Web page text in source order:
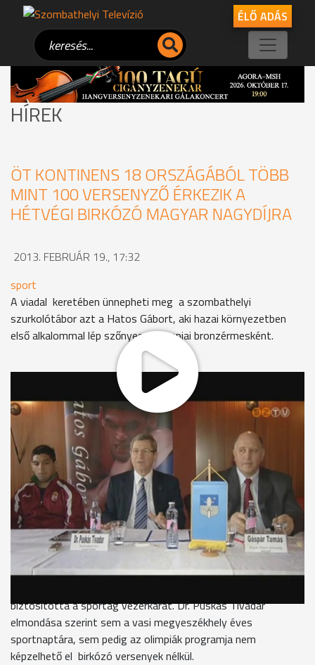
ÉLŐ ADÁS
HÍREK
ÖT KONTINENS 18 ORSZÁGÁBÓL TÖBB
MINT 100 VERSENYZŐ ÉRKEZIK A
HÉTVÉGI BIRKÓZÓ MAGYAR NAGYDÍJRA
2013. FEBRUÁR 19., 17:32
sport
A viadal keretében ünnepheti meg a szombathelyi
szurkolótábor azt a Hatos Gábort, aki hazai környezetben
első alkalommal lép szőnyegre olimpiai bronzérmesként.
Jubileumi 10. alkalommal rendezik meg Szombathelyen a
Birkózó Magyar Nagydíjat. Ennek ellenére a sportesemény
sajtótájékoztatója nem a legvidámabb hangulatban zajlott le,
aminek oka a Nemzetközi OlimpiaiBizottság nem rég
meghozott döntése volt, mely szerint a sportág kikerülhet
az ötkarikás játékok programjából.
Gáspár Tamás igazgató, Magyar Birkózó Szövetség
"Az kétségtelen, hogy a felhők itt vannak fölöttünk, hisz a
NOB végrehajtó bizottsága azt javasolta a további
ügymenetnek, hogy a birkózás 2020-tól ne legyen az olimpiai
programban. Ez derült égből jött villámcsapás."
biztosította a sportág vezérkarát. Dr. Puskás Tivadar
elmondása szerint sem a vasi megyeszékhely éves
sportnaptára, sem pedig az olimpiák programja nem
képzelhető el birkózó versenyek nélkül.